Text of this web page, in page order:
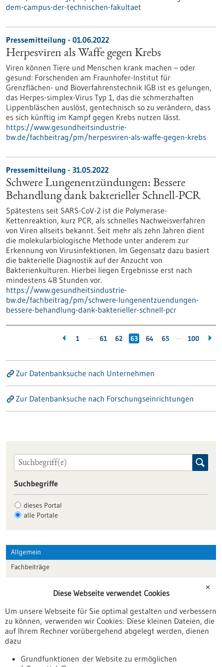
dem-campus-der-technischen-fakultaet
Pressemitteilung - 01.06.2022
Herpesviren als Waffe gegen Krebs
Viren können Tiere und Menschen krank machen – oder
gesund: Forschenden am Fraunhofer-Institut für
Grenzflächen- und Bioverfahrenstechnik IGB ist es gelungen,
das Herpes-simplex-Virus Typ 1, das die schmerzhaften
Lippenbläschen auslöst, gentechnisch so zu verändern, dass
es sich künftig im Kampf gegen Krebs nutzen lässt.
https://www.gesundheitsindustrie-
bw.de/fachbeitrag/pm/herpesviren-als-waffe-gegen-krebs
Pressemitteilung - 31.05.2022
Schwere Lungenentzündungen: Bessere
Behandlung dank bakterieller Schnell-PCR
Spätestens seit SARS-CoV-2 ist die Polymerase-
Kettenreaktion, kurz PCR, als schnelles Nachweisverfahren
von Viren allseits bekannt. Seit mehr als zehn Jahren dient
die molekularbiologische Methode unter anderem zur
Erkennung von Virusinfektionen. Im Gegensatz dazu basiert
die bakterielle Diagnostik auf der Anzucht von
Bakterienkulturen. Hierbei liegen Ergebnisse erst nach
mindestens 48 Stunden vor.
https://www.gesundheitsindustrie-
bw.de/fachbeitrag/pm/schwere-lungenentzuendungen-
bessere-behandlung-dank-bakterieller-schnell-pcr
1 … 61 62 63 64 65 … 100
Zur Datenbanksuche nach Unternehmen
Zur Datenbanksuche nach Forschungseinrichtungen
Suchbegriffe
dieses Portal
alle Portale
Allgemein
Fachbeiträge
Veranstaltungen
Erscheinungsdatum
✕
Diese Webseite verwendet Cookies
Um unsere Webseite für Sie optimal gestalten und verbessern
zu können, verwenden wir Cookies: Diese kleinen Dateien, die
auf Ihrem Rechner vorübergehend abgelegt werden, dienen
dazu
Grundfunktionen der Website zu ermöglichen